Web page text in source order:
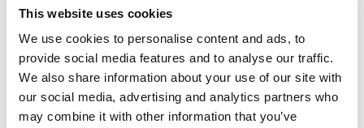
This website uses cookies
We use cookies to personalise content and ads, to
provide social media features and to analyse our traffic.
We also share information about your use of our site with
our social media, advertising and analytics partners who
may combine it with other information that you’ve
Comandi